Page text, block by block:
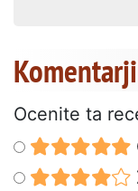
Komentarji
Ocenite ta